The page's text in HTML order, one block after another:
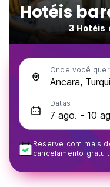
Hotéis
3 Hotéis
Onde você
Datas
Reserve com mais
cancelamento